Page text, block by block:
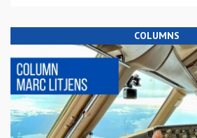
COLUMNS